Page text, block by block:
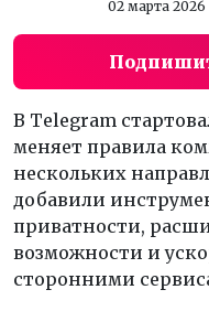
02 марта 2026
В Telegram
меняет правила
нескольких
добавили
приватности,
возможности и
сторонними